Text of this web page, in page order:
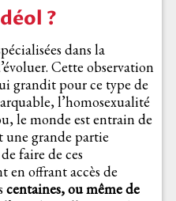
?
dans la
Cette observation
grandit pour ce type de
l’homosexualité
le monde est entrain de
une grande partie
faire de ces
en offrant accès de
centaines, ou même de